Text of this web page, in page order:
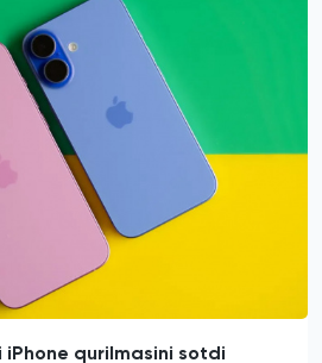
qurilmasini sotdi